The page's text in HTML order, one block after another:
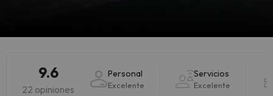
9.6
22 opiniones
Personal
Excelente
Servicios
Excelente